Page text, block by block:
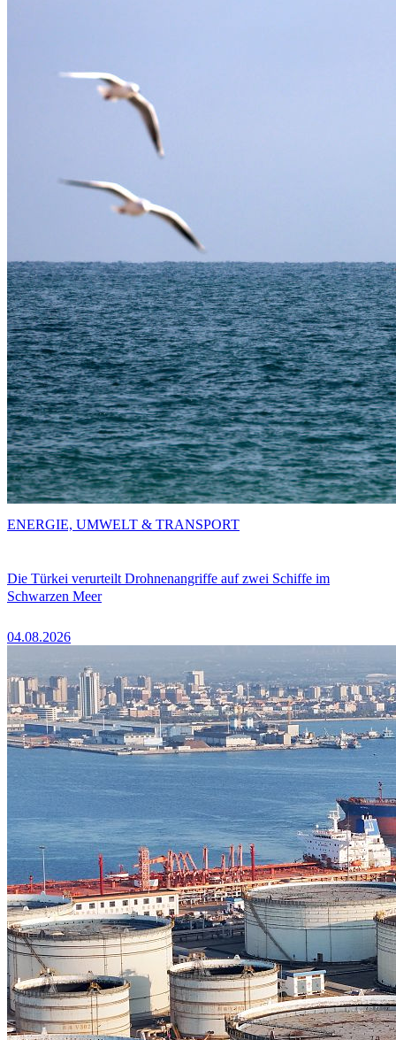
Die Türkei verurteilt Drohnenangriffe auf zwei Schiffe im
Schwarzen Meer
04.08.2026
ENERGIE, UMWELT & TRANSPORT